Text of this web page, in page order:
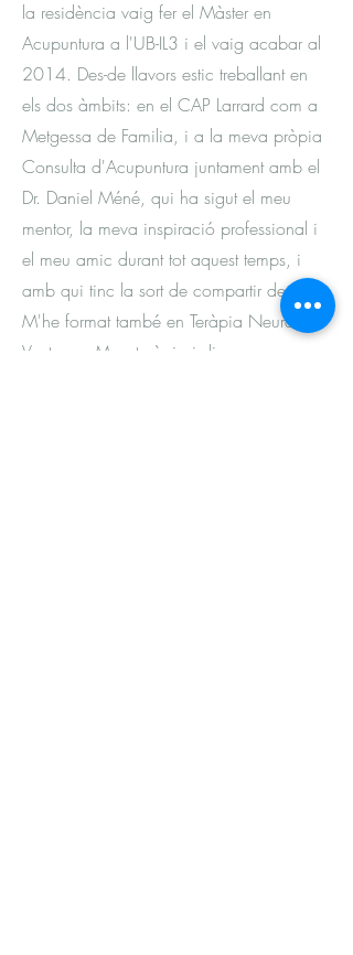
la residència vaig fer el Màster en
Acupuntura a l'UB-IL3 i el vaig acabar al
2014. Des-de llavors estic treballant en
els dos àmbits: en el CAP Larrard com a
Metgessa de Familia, i a la meva pròpia
Consulta d'Acupuntura juntament amb el
Dr. Daniel Méné, qui ha sigut el meu
mentor, la meva inspiració professional i
el meu amic durant tot aquest temps, i
amb qui tinc la sort de compartir despatx.
M'he format també en Teràpia Neural,
Ventoses, Mesoteràpia i diversos cursos